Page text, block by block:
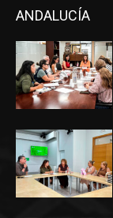
ANDALUCÍA